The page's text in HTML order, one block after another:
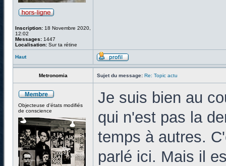
Inscription: 18 Novembre 2020,
12:02
Messages: 1447
Localisation: Sur ta rétine
Haut
Metronomia Sujet du message: Re: Topic actu
Objecteuse d'états modifiés
de conscience
Je suis bien au
qui n'est pas la
temps à autres.
parlé ici. Mais il